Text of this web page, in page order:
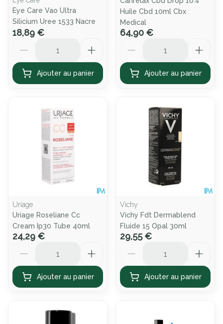
Eye Care Vao Ultra
Silicium Uree 1533 Nacre
18,89 €
Ajouter au panier
Huile Cbd 10ml Cbx
Medical
64,90 €
Ajouter au panier
Uriage
Uriage Roseliane Cc
Cream Ip30 Tube 40ml
24,29 €
Ajouter au panier
Vichy
Vichy Fdt Dermablend
Fluide 15 Opal 30ml
29,55 €
Ajouter au panier